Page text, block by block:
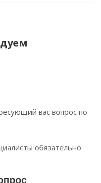
вас вопрос по
обязательно